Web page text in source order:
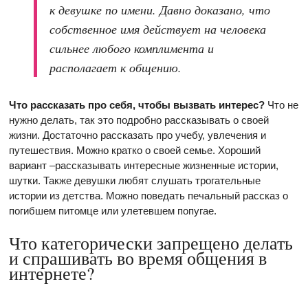
к девушке по имени. Давно доказано, что
собственное имя действует на человека
сильнее любого комплимента и
располагает к общению.
Что рассказать про себя, чтобы вызвать интерес? Что не
нужно делать, так это подробно рассказывать о своей
жизни. Достаточно рассказать про учебу, увлечения и
путешествия. Можно кратко о своей семье. Хороший
вариант –рассказывать интересные жизненные истории,
шутки. Также девушки любят слушать трогательные
истории из детства. Можно поведать печальный рассказ о
погибшем питомце или улетевшем попугае.
Что категорически запрещено делать
и спрашивать во время общения в
интернете?